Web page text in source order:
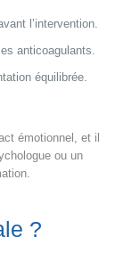
l’intervention.
anticoagulants.
équilibrée.
émotionnel, et il
ou un
?